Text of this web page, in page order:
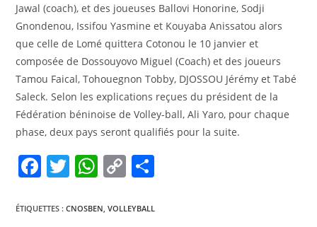
Jawal (coach), et des joueuses Ballovi Honorine, Sodji
Gnondenou, Issifou Yasmine et Kouyaba Anissatou alors
que celle de Lomé quittera Cotonou le 10 janvier et
composée de Dossouyovo Miguel (Coach) et des joueurs
Tamou Faical, Tohouegnon Tobby, DJOSSOU Jérémy et Tabé
Saleck. Selon les explications reçues du président de la
Fédération béninoise de Volley-ball, Ali Yaro, pour chaque
phase, deux pays seront qualifiés pour la suite.
F
c
T
itt
W
at
C
p ta
ÉTIQUETTES :CNOSBEN VOLLEYBALL